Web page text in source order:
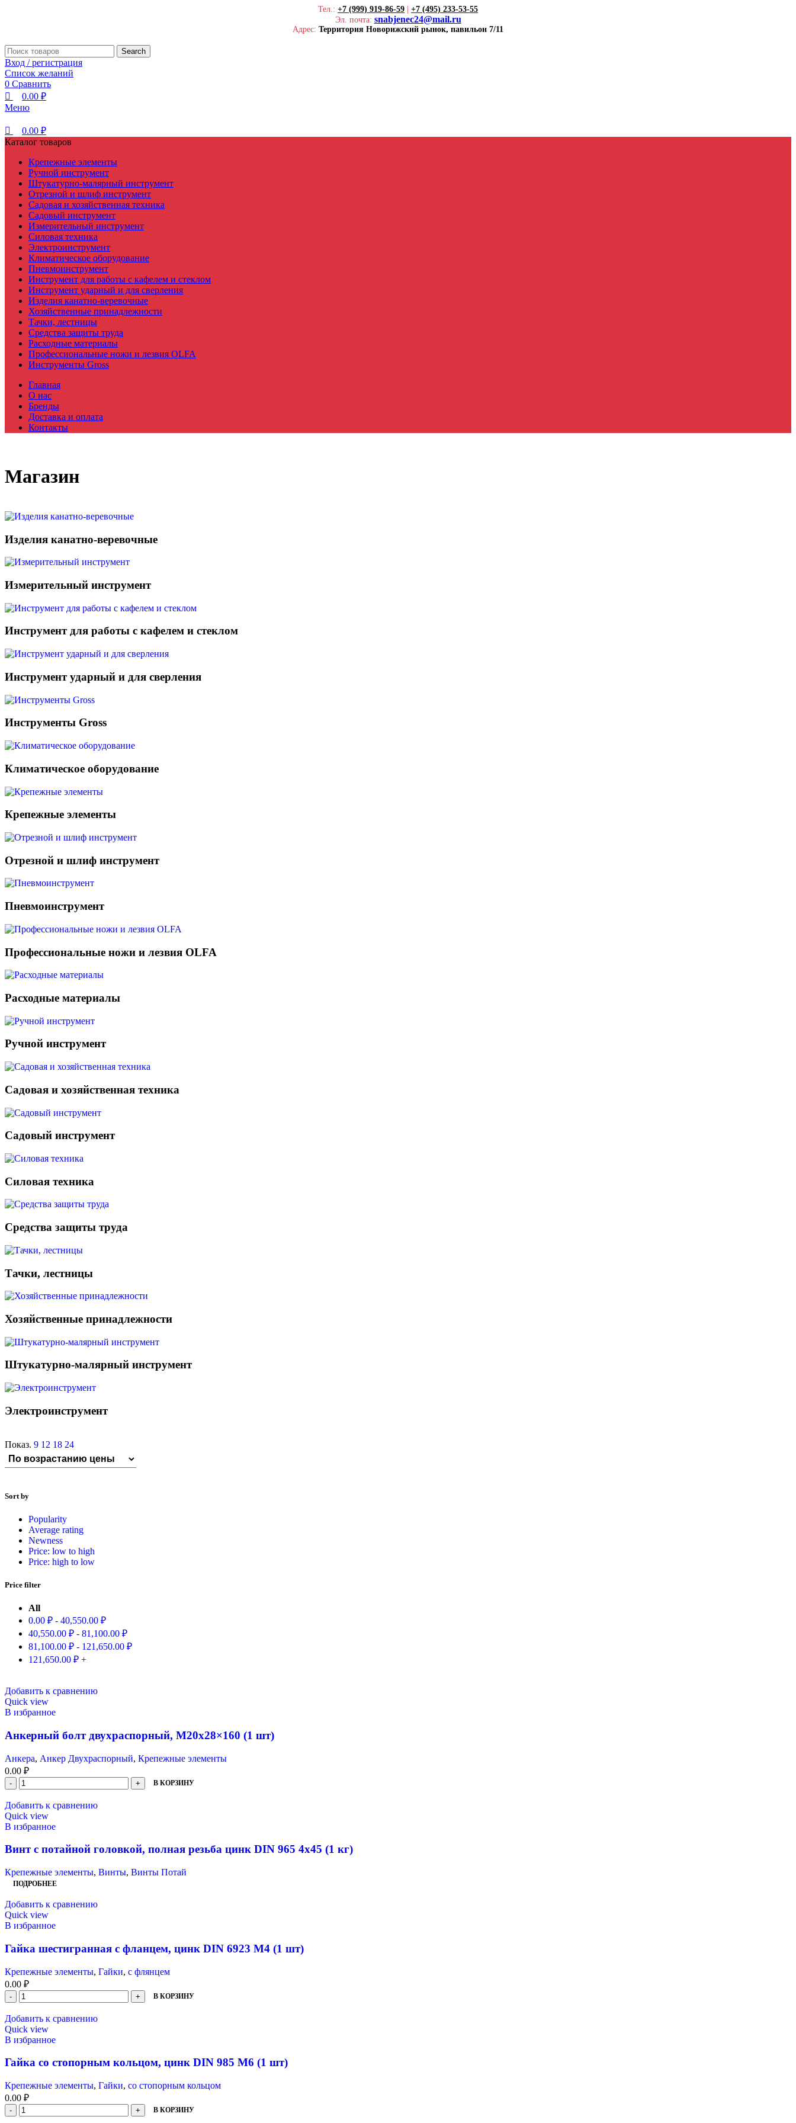
Тел.: +7 (999) 919-86-59
+7 (495) 233-53-55
Эл. почта: snabjenec24@mail.ru
Адрес: Территория Новорижский рынок, павильон 7/11
Search
Вход / регистрация
Список желаний
0 Сравнить
0.00 ₽
Меню
0.00 ₽
Каталог товаров
Крепежные элементы
Ручной инструмент
Штукатурно-малярный инструмент
Отрезной и шлиф инструмент
Садовая и хозяйственная техника
Садовый инструмент
Измерительный инструмент
Силовая техника
Электроинструмент
Климатическое оборудование
Пневмоинструмент
Инструмент для работы с кафелем и стеклом
Инструмент ударный и для сверления
Изделия канатно-веревочные
Хозяйственные принадлежности
Тачки, лестницы
Средства защиты труда
Расходные материалы
Профессиональные ножи и лезвия OLFA
Инструменты Gross
Главная
О нас
Бренды
Доставка и оплата
Контакты
Магазин
Изделия канатно-веревочные
Измерительный инструмент
Инструмент для работы с кафелем и стеклом
Инструмент ударный и для сверления
Инструменты Gross
Климатическое оборудование
Крепежные элементы
Отрезной и шлиф инструмент
Пневмоинструмент
Профессиональные ножи и лезвия OLFA
Расходные материалы
Ручной инструмент
Садовая и хозяйственная техника
Садовый инструмент
Силовая техника
Средства защиты труда
Тачки, лестницы
Хозяйственные принадлежности
Штукатурно-малярный инструмент
Электроинструмент
Показ. 9 12 18 24
Sort by
Popularity
Average rating
Newness
Price: low to high
Price: high to low
Price filter
All
0.00 ₽ - 40,550.00 ₽
40,550.00 ₽ - 81,100.00 ₽
81,100.00 ₽ - 121,650.00 ₽
121,650.00 ₽ +
Добавить к сравнению
Quick view
В избранное
Анкерный болт двухраспорный, М20х28×160 (1 шт)
Анкера, Анкер Двухраспорный, Крепежные элементы
0.00 ₽
В КОРЗИНУ
Добавить к сравнению
Quick view
В избранное
Винт с потайной головкой, полная резьба цинк DIN 965 4х45 (1 кг)
Крепежные элементы, Винты, Винты Потай
ПОДРОБНЕЕ
Добавить к сравнению
Quick view
В избранное
Гайка шестигранная с фланцем, цинк DIN 6923 М4 (1 шт)
Крепежные элементы, Гайки, с флянцем
0.00 ₽
В КОРЗИНУ
Добавить к сравнению
Quick view
В избранное
Гайка со стопорным кольцом, цинк DIN 985 М6 (1 шт)
Крепежные элементы, Гайки, со стопорным кольцом
0.00 ₽
В КОРЗИНУ